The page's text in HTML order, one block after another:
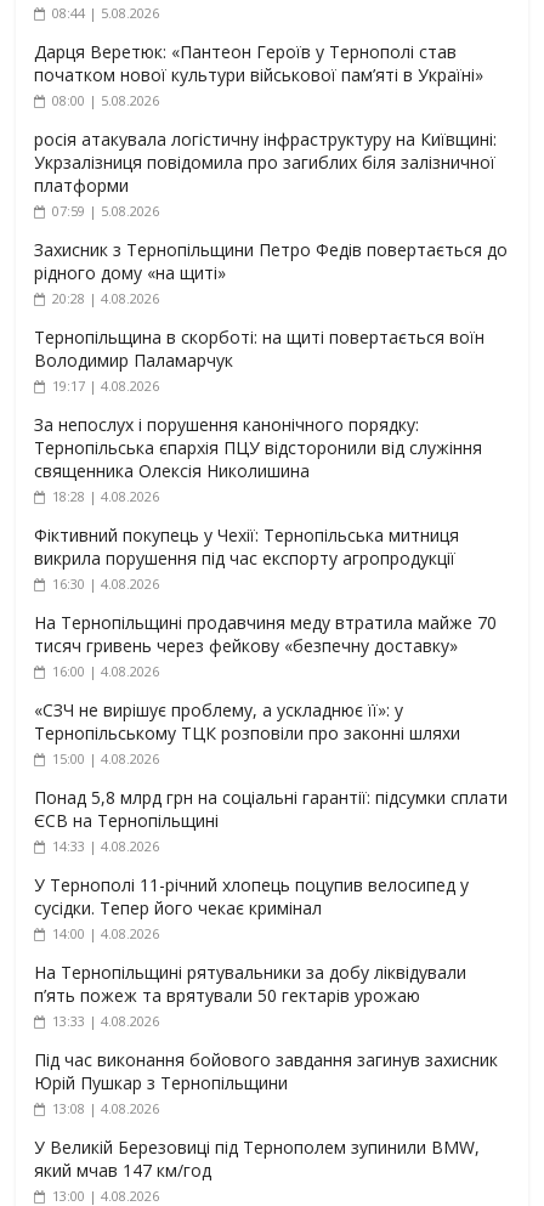
08:44 | 5.08.2026
Дарця Веретюк: «Пантеон Героїв у Тернополі став
початком нової культури військової пам’яті в Україні»
08:00 | 5.08.2026
росія атакувала логістичну інфраструктуру на Київщині:
Укрзалізниця повідомила про загиблих біля залізничної
платформи
07:59 | 5.08.2026
Захисник з Тернопільщини Петро Федів повертається до
рідного дому «на щиті»
20:28 | 4.08.2026
Тернопільщина в скорботі: на щиті повертається воїн
Володимир Паламарчук
19:17 | 4.08.2026
За непослух і порушення канонічного порядку:
Тернопільська єпархія ПЦУ відсторонили від служіння
священника Олексія Николишина
18:28 | 4.08.2026
Фіктивний покупець у Чехії: Тернопільська митниця
викрила порушення під час експорту агропродукції
16:30 | 4.08.2026
На Тернопільщині продавчиня меду втратила майже 70
тисяч гривень через фейкову «безпечну доставку»
16:00 | 4.08.2026
«СЗЧ не вирішує проблему, а ускладнює її»: у
Тернопільському ТЦК розповіли про законні шляхи
15:00 | 4.08.2026
Понад 5,8 млрд грн на соціальні гарантії: підсумки сплати
ЄСВ на Тернопільщині
14:33 | 4.08.2026
У Тернополі 11-річний хлопець поцупив велосипед у
сусідки. Тепер його чекає кримінал
14:00 | 4.08.2026
На Тернопільщині рятувальники за добу ліквідували
п’ять пожеж та врятували 50 гектарів урожаю
13:33 | 4.08.2026
Під час виконання бойового завдання загинув захисник
Юрій Пушкар з Тернопільщини
13:08 | 4.08.2026
У Великій Березовиці під Тернополем зупинили BMW,
який мчав 147 км/год
13:00 | 4.08.2026